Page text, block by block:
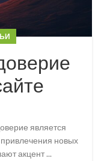
является
новых
акцент ...